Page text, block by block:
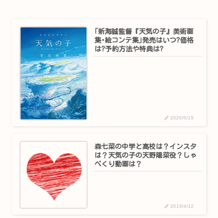
｢新海誠監督『天気の子』美術画
集･絵コンテ集｣発売はいつ?価格
は?予約方法や特典は?
2020/5/19
森七菜の中学と高校は？インスタ
は？天気の子の天野陽菜役？しゃ
べくり動画は？
2019/4/12